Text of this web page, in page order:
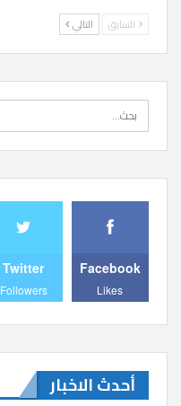
السابق التالي
Facebook
Likes
Twitter
Followers
أحدث الاخبار